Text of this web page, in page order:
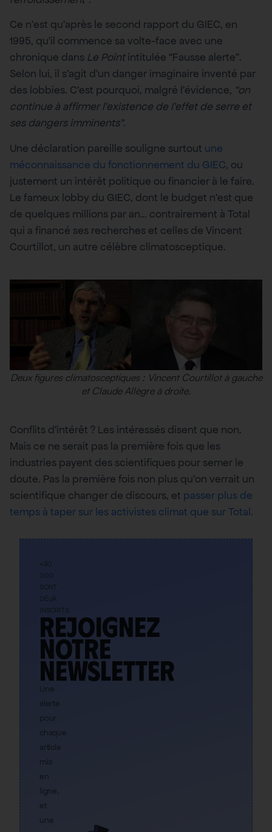
Ce n’est qu’après le second rapport du GIEC, en
1995, qu’il commence sa volte-face avec une
chronique dans Le Pointintitulée “Fausse alerte”.
Selon lui, il s’agit d’un danger imaginaire inventé par
des lobbies. C’est pourquoi, malgré l’évidence, “on
continue à affirmer l’existence de l’effet de serre et
ses dangers imminents”.
Une déclaration pareille souligne surtout une
méconnaissance du fonctionnement du GIEC, ou
justement un intérêt politique ou financier à le faire.
Le fameux lobby du GIEC, dont le budget n’est que
de quelques millions par an… contrairement à Total
qui a financé ses recherches et celles de Vincent
Courtillot, un autre célèbre climatosceptique.
Deux figures climatosceptiques : Vincent Courtillot à gauche
et Claude Allègre à droite.
Conflits d’intérêt ? Les intéressés disent que non.
Mais ce ne serait pas la première fois que les
industries payent des scientifiques pour semer le
doute. Pas la première fois non plus qu’on verrait un
scientifique changer de discours, et passer plus de
temps à taper sur les activistes climat que sur Total.
+30
000
SONT
DÉJÀ
INSCRITS
Rejoignez
notre
newsletter
Une
alerte
pour
chaque
article
mis
en
ligne,
et
une